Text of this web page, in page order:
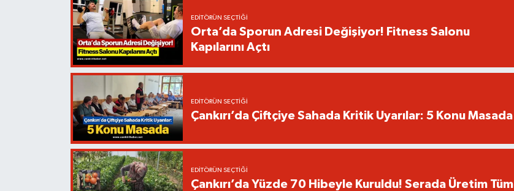
EDITÖRÜN SEÇTIĞI
Orta’da Sporun Adresi Değişiyor! Fitness Salonu
Kapılarını Açtı
EDITÖRÜN SEÇTIĞI
Çankırı’da Çiftçiye Sahada Kritik Uyarılar: 5 Konu Masada
EDITÖRÜN SEÇTIĞI
Çankırı’da Yüzde 70 Hibeyle Kuruldu! Serada Üretim Tüm